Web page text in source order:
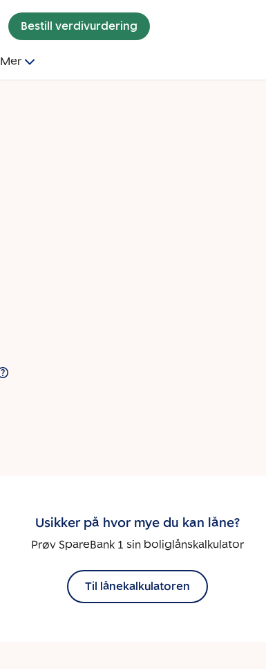
Bestill verdivurdering
Mer
Usikker på hvor mye du kan låne?
Prøv SpareBank 1 sin boliglånskalkulator
Til lånekalkulatoren